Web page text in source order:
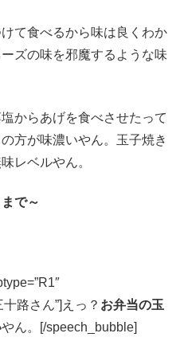
て食べるから味は良くわか
ズの味を邪魔するような味
からあげを食べさせたって
方が味濃いやん。玉子焼き
レベルやん。
で～
路さん”]えっ？ お弁当の玉
やん。[/speech_bubble]